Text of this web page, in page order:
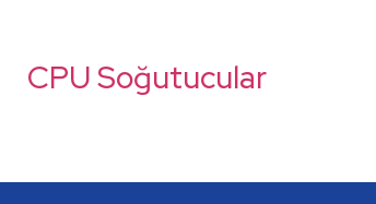
CPU Soğutucular